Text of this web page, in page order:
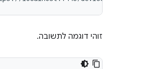
זוהי דוגמה לתשובה.